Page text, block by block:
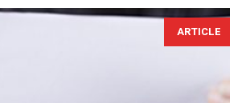
ARTICLE